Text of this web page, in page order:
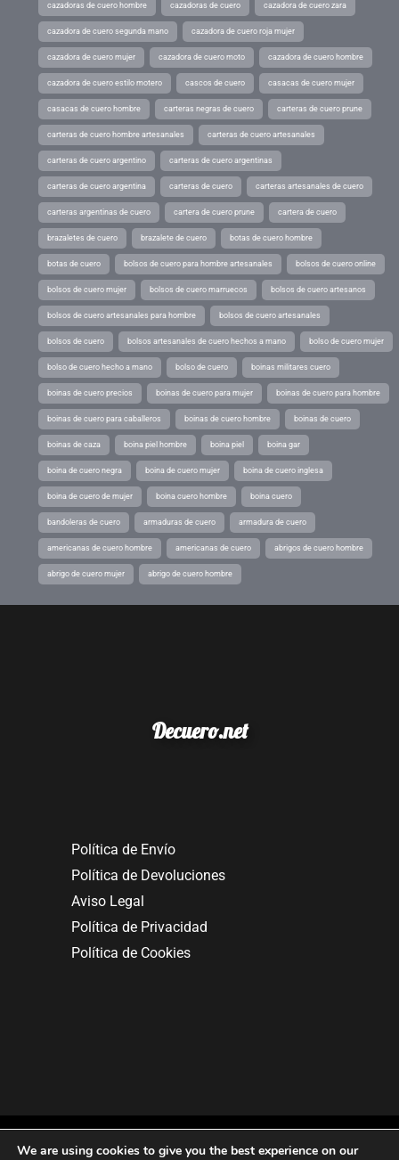
cazadoras de cuero hombre cazadoras de cuero cazadora de cuero zara
cazadora de cuero segunda mano cazadora de cuero roja mujer
cazadora de cuero mujer cazadora de cuero moto cazadora de cuero hombre
cazadora de cuero estilo motero cascos de cuero casacas de cuero mujer
casacas de cuero hombre carteras negras de cuero carteras de cuero prune
carteras de cuero hombre artesanales carteras de cuero artesanales
carteras de cuero argentino carteras de cuero argentinas
carteras de cuero argentina carteras de cuero carteras artesanales de cuero
carteras argentinas de cuero cartera de cuero prune cartera de cuero
brazaletes de cuero brazalete de cuero botas de cuero hombre
botas de cuero bolsos de cuero para hombre artesanales bolsos de cuero online
bolsos de cuero mujer bolsos de cuero marruecos bolsos de cuero artesanos
bolsos de cuero artesanales para hombre bolsos de cuero artesanales
bolsos de cuero bolsos artesanales de cuero hechos a mano bolso de cuero mujer
bolso de cuero hecho a mano bolso de cuero boinas militares cuero
boinas de cuero precios boinas de cuero para mujer boinas de cuero para hombre
boinas de cuero para caballeros boinas de cuero hombre boinas de cuero
boinas de caza boina piel hombre boina piel boina gar
boina de cuero negra boina de cuero mujer boina de cuero inglesa
boina de cuero de mujer boina cuero hombre boina cuero
bandoleras de cuero armaduras de cuero armadura de cuero
americanas de cuero hombre americanas de cuero abrigos de cuero hombre
abrigo de cuero mujer abrigo de cuero hombre
Decuero.net
Política de Envío
Política de Devoluciones
Aviso Legal
Política de Privacidad
Política de Cookies
We are using cookies to give you the best experience on our